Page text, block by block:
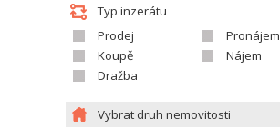
Typ inzerátu
Prodej
Pronájem
Koupě
Nájem
Dražba
Vybrat druh nemovitosti